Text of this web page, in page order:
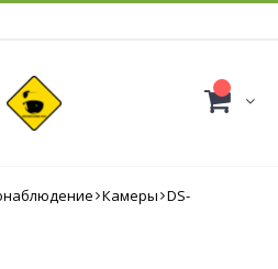
Камеры DS-